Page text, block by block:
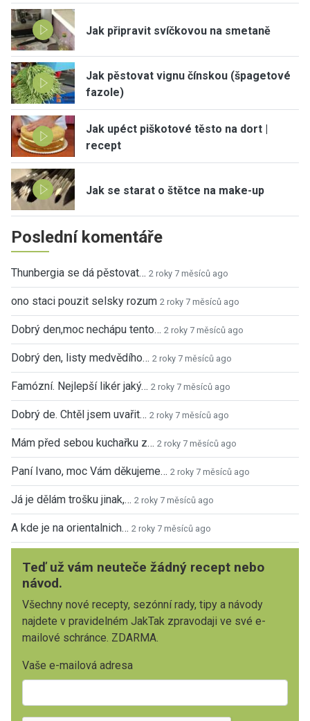
Jak připravit svíčkovou na smetaně
Jak pěstovat vignu čínskou (špagetové
fazole)
Jak upéct piškotové těsto na dort |
recept
Jak se starat o štětce na make-up
Poslední komentáře
Thunbergia se dá pěstovat… 2 roky 7 měsíců ago
ono staci pouzit selsky rozum 2 roky 7 měsíců ago
Dobrý den,moc nechápu tento… 2 roky 7 měsíců ago
Dobrý den, listy medvědího… 2 roky 7 měsíců ago
Famózní. Nejlepší likér jaký… 2 roky 7 měsíců ago
Dobrý de. Chtěl jsem uvařit… 2 roky 7 měsíců ago
Mám před sebou kuchařku z… 2 roky 7 měsíců ago
Paní Ivano, moc Vám děkujeme… 2 roky 7 měsíců ago
Já je dělám trošku jinak,… 2 roky 7 měsíců ago
A kde je na orientalnich… 2 roky 7 měsíců ago
Teď už vám neuteče žádný recept nebo
návod.
Všechny nové recepty, sezónní rady, tipy a návody
najdete v pravidelném JakTak zpravodaji ve své e-
mailové schránce. ZDARMA.
Vaše e-mailová adresa